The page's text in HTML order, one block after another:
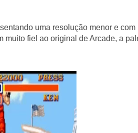
uma resolução menor e
muito fiel ao original de Arcade, a